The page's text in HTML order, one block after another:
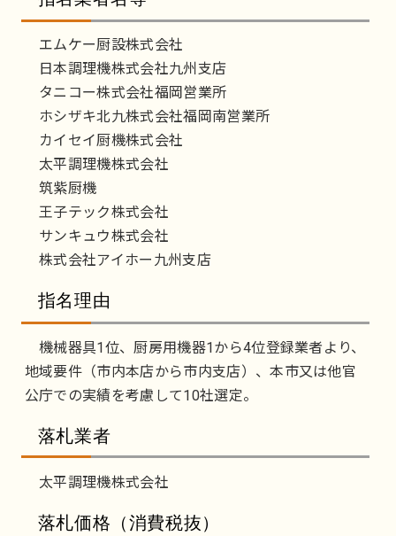
エムケー厨設株式会社
日本調理機株式会社九州支店
タニコー株式会社福岡営業所
ホシザキ北九株式会社福岡南営業所
カイセイ厨機株式会社
太平調理機株式会社
筑紫厨機
王子テック株式会社
サンキュウ株式会社
株式会社アイホー九州支店
指名理由
機械器具1位、厨房用機器1から4位登録業者より、
地域要件（市内本店から市内支店）、本市又は他官
公庁での実績を考慮して10社選定。
落札業者
太平調理機株式会社
落札価格（消費税抜）